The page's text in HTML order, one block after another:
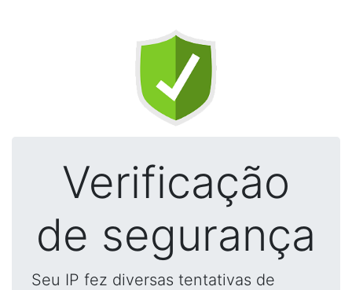
Verificação
de segurança
Seu IP fez diversas tentativas de